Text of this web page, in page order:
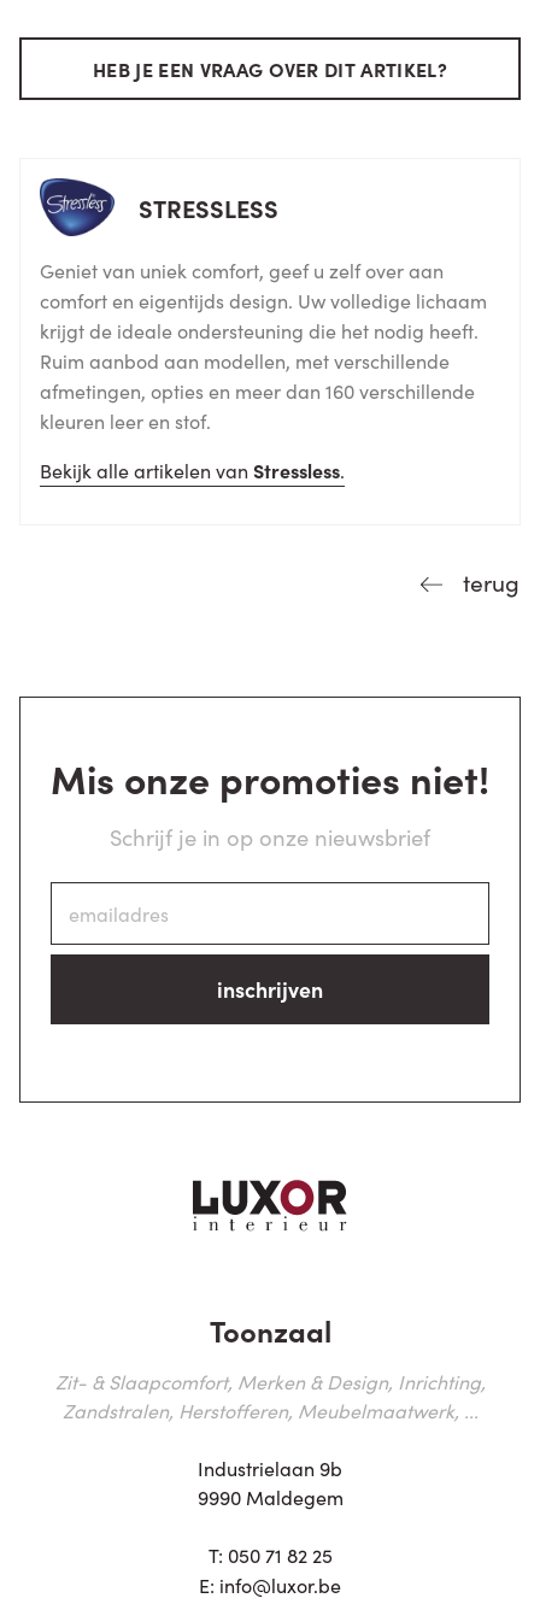
HEB JE EEN VRAAG OVER DIT ARTIKEL?
STRESSLESS
Geniet van uniek comfort, geef u zelf over aan
comfort en eigentijds design. Uw volledige lichaam
krijgt de ideale ondersteuning die het nodig heeft.
Ruim aanbod aan modellen, met verschillende
afmetingen, opties en meer dan 160 verschillende
kleuren leer en stof.
Bekijk alle artikelen van Stressless.
terug
Mis onze promoties niet!
Schrijf je in op onze nieuwsbrief
inschrijven
Toonzaal
Zit- & Slaapcomfort, Merken & Design, Inrichting,
Zandstralen, Herstofferen, Meubelmaatwerk, ...
Industrielaan 9b
9990 Maldegem
T: 050 71 82 25
E: info@luxor.be